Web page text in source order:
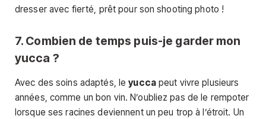
dresser avec fierté, prêt pour son shooting photo !
7. Combien de temps puis-je garder mon
yucca ?
Avec des soins adaptés, leyuccapeut vivre plusieurs
années, comme un bon vin. N’oubliez pas de le rempoter
lorsque ses racines deviennent un peu trop à l’étroit. Un